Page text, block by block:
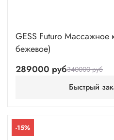
GESS Futuro Массажное
бежевое)
289000 руб340000 руб
Быстрый
-15%